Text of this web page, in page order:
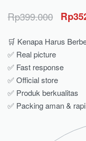
Rp399.000 Rp
🛒 Kenapa Harus
✅ Real picture
✅ Fast response
✅ Official store
✅ Produk berkualitas
✅ Packing aman & rapi